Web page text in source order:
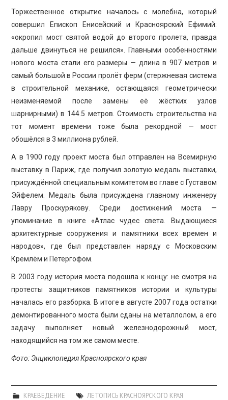
Торжественное открытие началось с молебна, который
совершил Епископ Енисейский и Красноярский Ефимий:
«окропил мост святой водой до второго пролета, правда
дальше двинуться не решился». Главными особенностями
нового моста стали его размеры — длина в 907 метров и
самый большой в России пролёт ферм (стержневая система
в строительной механике, остающаяся геометрически
неизменяемой после замены её жёстких узлов
шарнирными) в 144.5 метров. Стоимость строительства на
тот момент времени тоже была рекордной — мост
обошёлся в 3 миллиона рублей.
А в 1900 году проект моста был отправлен на Всемирную
выставку в Париж, где получил золотую медаль выставки,
присуждённой специальным комитетом во главе с Густавом
Эйфелем. Медаль была присуждена главному инженеру
Лавру Проскурякову. Среди достижений моста —
упоминание в книге «Атлас чудес света. Выдающиеся
архитектурные сооружения и памятники всех времен и
народов», где был представлен наряду с Московским
Кремлём и Петергофом.
В 2003 году история моста подошла к концу: не смотря на
протесты защитников памятников истории и культуры
началась его разборка. В итоге в августе 2007 года остатки
демонтированного моста были сданы на металлолом, а его
задачу выполняет новый железнодорожный мост,
находящийся на том же самом месте.
Фото: Энциклопедия Красноярского края
КРАЕВЕДЕНИЕ ЛЕТОПИСЬ КРАСНОЯРСКОГО КРАЯ